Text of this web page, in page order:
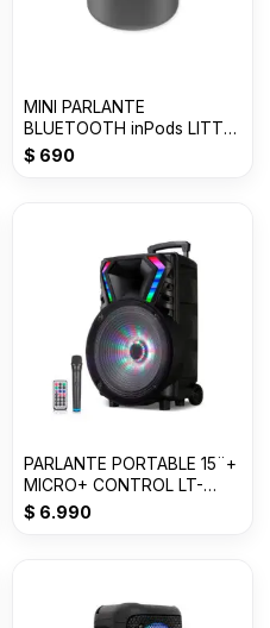
MINI PARLANTE
BLUETOOTH inPods LITTLE
FUN TWS
$ 690
PARLANTE PORTABLE 15¨+
MICRO+ CONTROL LT-
1517BT C/RUEDAS
$ 6.990